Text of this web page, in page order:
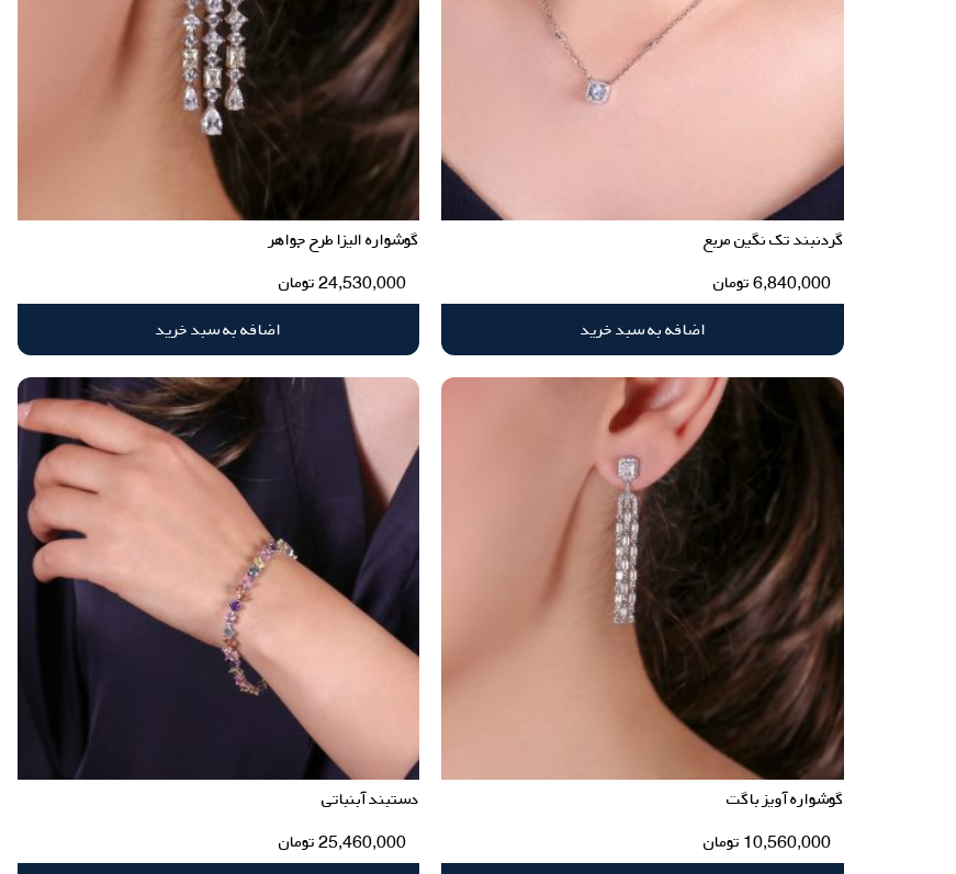
گردنبند تک نگین مربع
6,840,000تومان
اضافه به سبد خرید
گوشواره الیزا طرح جواهر
24,530,000تومان
اضافه به سبد خرید
گوشواره آویز باگت
10,560,000 تومان
دستبند آبنباتی
25,460,000تومان